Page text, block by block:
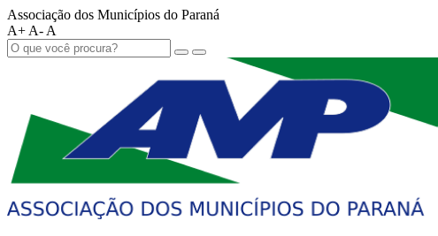
Associação dos Municípios do Paraná
A+ A- A